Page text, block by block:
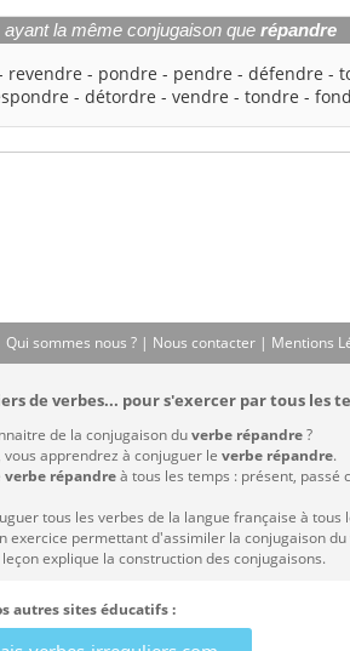
la même conjugaison querépandre
revendre - pondre - pendre -défendre -
-détordre -vendre -tondre -
Qui sommes nous ? | Nous contacter | Mentions
de verbes... pour s'exercer par tous les
de la conjugaison duverbe répandre?
apprendrez à conjuguer le verbe répandre.
verbe répandreà tous les temps : présent, passé
tous les verbes de la langue française à tous
exercice permettant d'assimiler la conjugaison du
explique la construction des conjugaisons.
autres sites éducatifs :